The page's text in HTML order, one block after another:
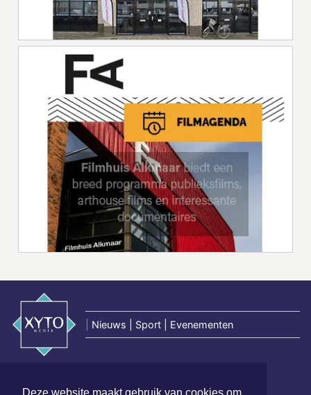
Nieuws | Sport | Evenementen
van Benthuizenlaan 1